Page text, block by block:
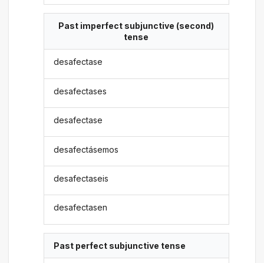
Past imperfect subjunctive (second)
tense
desafectase
desafectases
desafectase
desafectásemos
desafectaseis
desafectasen
Past perfect subjunctive tense